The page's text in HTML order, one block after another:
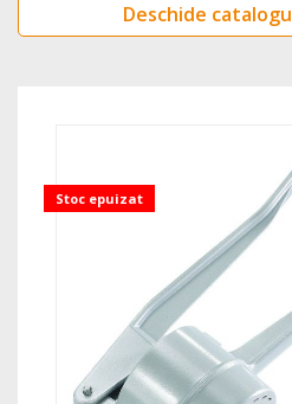
Deschide
Stoc epuizat